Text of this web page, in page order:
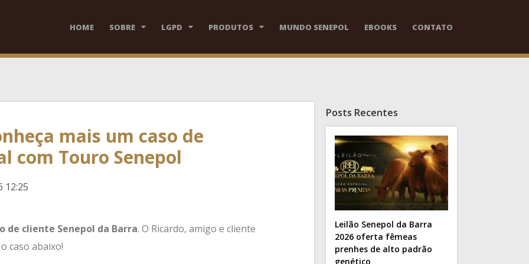
HOME SOBRE LGPD PRODUTOS MUNDO SENEPOL EBOOKS CONTATO
mais um caso de
com Touro Senepol
12:25
de cliente Senepol da Barra. O Ricardo, amigo e cliente
caso abaixo!
Posts Recentes
Leilão Senepol da Barra
2026 oferta fêmeas
prenhes de alto padrão
genético